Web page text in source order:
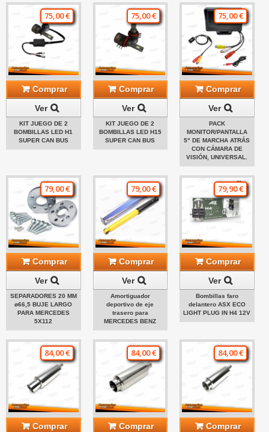
75,00 €
Comprar
Ver
KIT JUEGO DE 2
BOMBILLAS LED H1
SUPER CAN BUS
75,00 €
Comprar
Ver
KIT JUEGO DE 2
BOMBILLAS LED H15
SUPER CAN BUS
75,00 €
Comprar
Ver
PACK
MONITOR/PANTALLA
5" DE MARCHA ATRÁS
CON CÁMARA DE
VISIÓN, UNIVERSAL.
79,00 €
Comprar
Ver
SEPARADORES 20 MM
ø66,5 BUJE LARGO
PARA MERCEDES
5X112
79,00 €
Comprar
Ver
Amortiguador
deportivo de eje
trasero para
MERCEDES BENZ
79,90 €
Comprar
Ver
Bombillas faro
delantero ASX ECO
LIGHT PLUG IN H4 12V
84,00 €
Comprar
84,00 €
Comprar
84,00 €
Comprar